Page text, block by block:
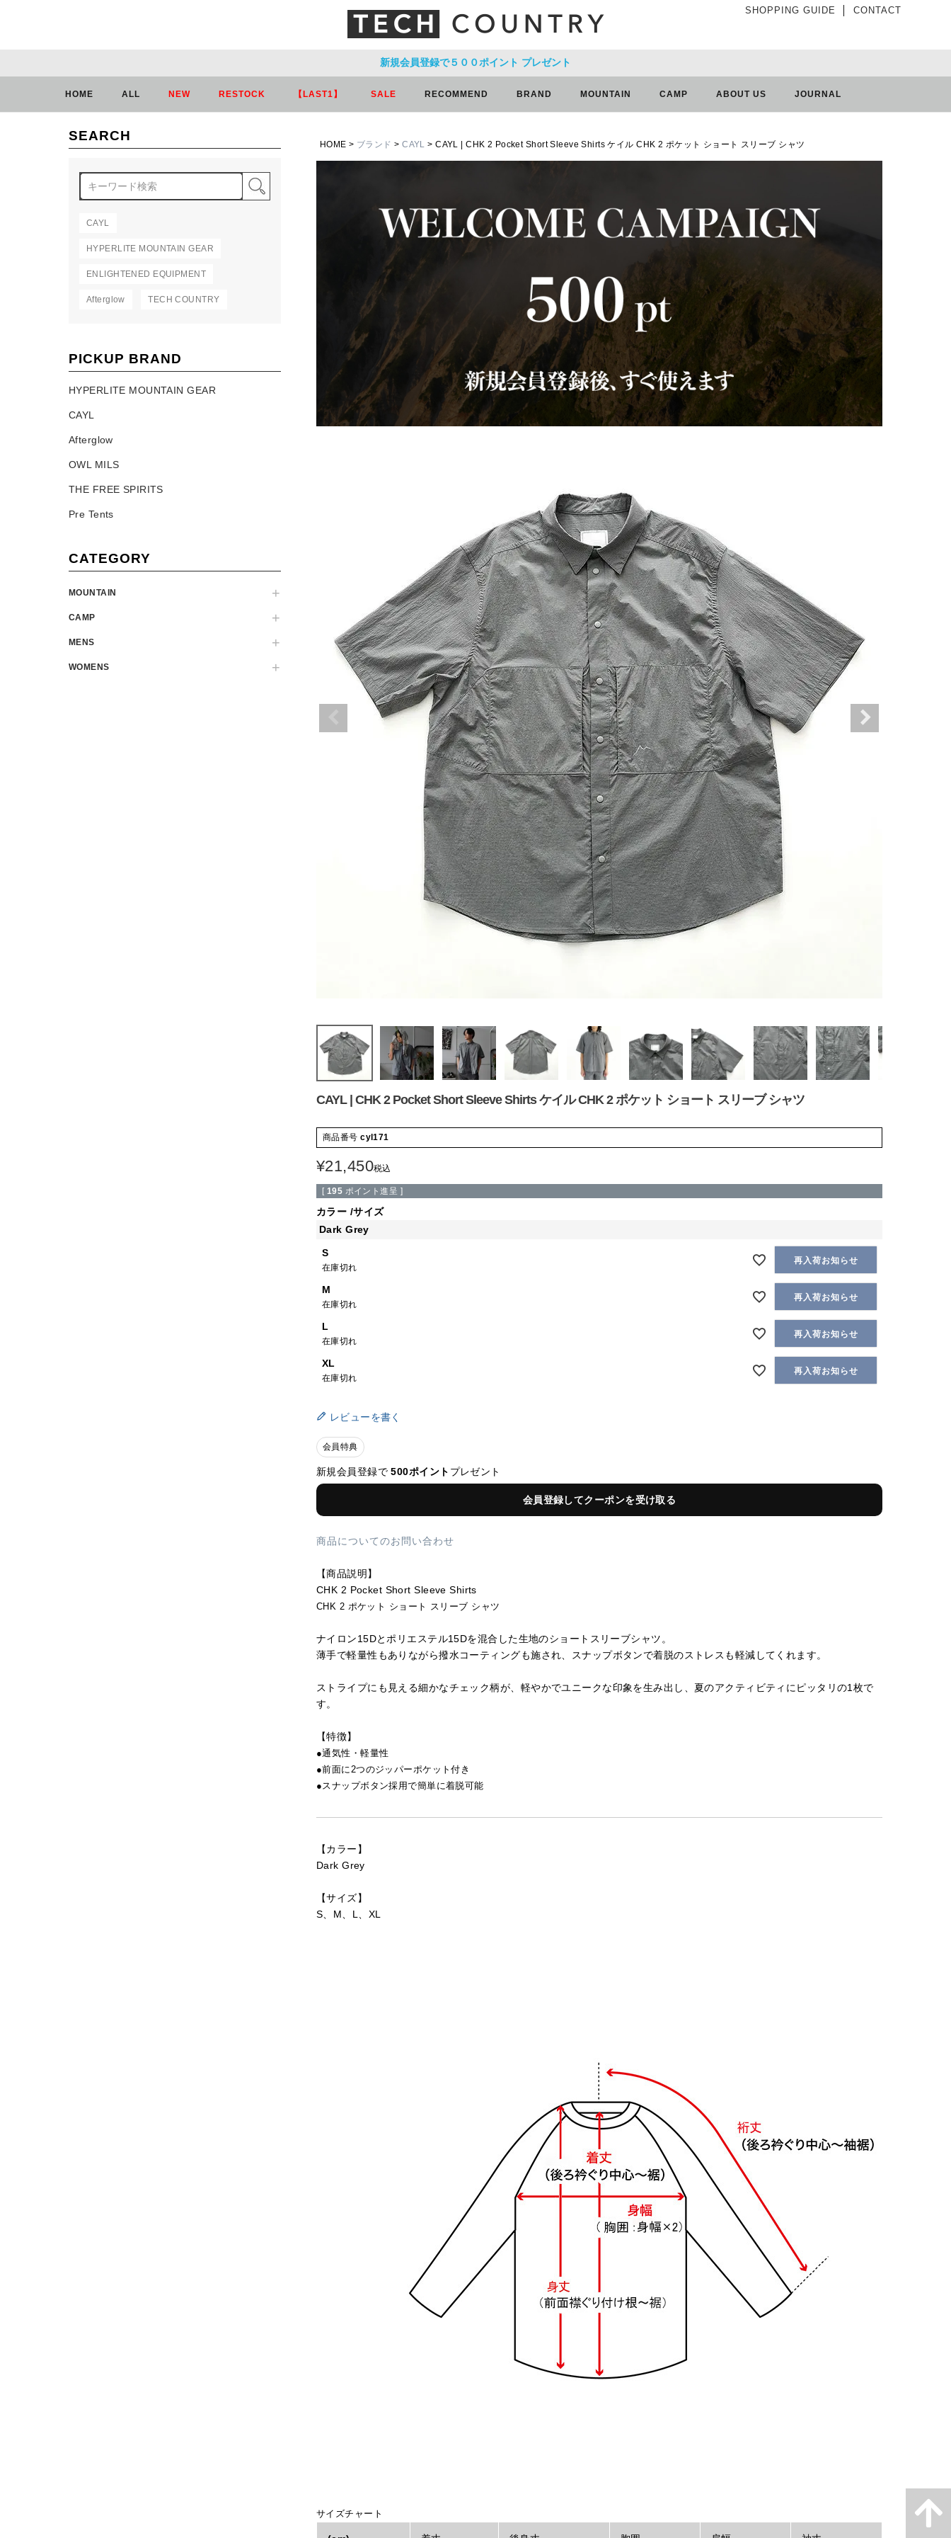
SHOPPING GUIDE CONTACT
新規会員登録で５００ポイント プレゼント
HOME ALL NEW RESTOCK 【LAST1】 SALE RECOMMEND BRAND MOUNTAIN CAMP ABOUT US JOURNAL
SEARCH
CAYL
HYPERLITE MOUNTAIN GEAR
ENLIGHTENED EQUIPMENT
Afterglow TECH COUNTRY
PICKUP BRAND
HYPERLITE MOUNTAIN GEAR
CAYL
Afterglow
OWL MILS
THE FREE SPIRITS
Pre Tents
CATEGORY
MOUNTAIN
CAMP
MENS
WOMENS
HOME ブランド CAYL CAYL | CHK 2 Pocket Short Sleeve Shirts ケイル CHK 2 ポケット ショート スリーブ シャツ
CAYL | CHK 2 Pocket Short Sleeve Shirts ケイル CHK 2 ポケット ショート スリーブ シャツ
商品番号 cyl171
¥21,450税込
[ 195 ポイント進呈 ]
カラー サイズ
Dark Grey
S
在庫切れ
再入荷お知らせ
M
在庫切れ
再入荷お知らせ
L
在庫切れ
再入荷お知らせ
XL
在庫切れ
再入荷お知らせ
レビューを書く
会員特典
新規会員登録で500ポイント プレゼント
会員登録してクーポンを受け取る
商品についてのお問い合わせ
【商品説明】
CHK 2 Pocket Short Sleeve Shirts
CHK 2 ポケット ショート スリーブ シャツ
ナイロン15Dとポリエステル15Dを混合した生地のショートスリーブシャツ。
薄手で軽量性もありながら撥水コーティングも施され、スナップボタンで着脱のストレスも軽減してくれます。
ストライプにも見える細かなチェック柄が、軽やかでユニークな印象を生み出し、夏のアクティビティにピッタリの1枚で
す。
【特徴】
●通気性・軽量性
●前面に2つのジッパーポケット付き
●スナップボタン採用で簡単に着脱可能
【カラー】
Dark Grey
【サイズ】
S、M、L、XL
サイズチャート